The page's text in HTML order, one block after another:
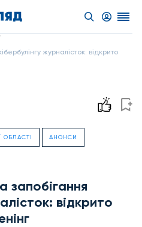
журналісток: відкрито
ОБЛАСТІ АНОНСИ
запобігання
відкрито